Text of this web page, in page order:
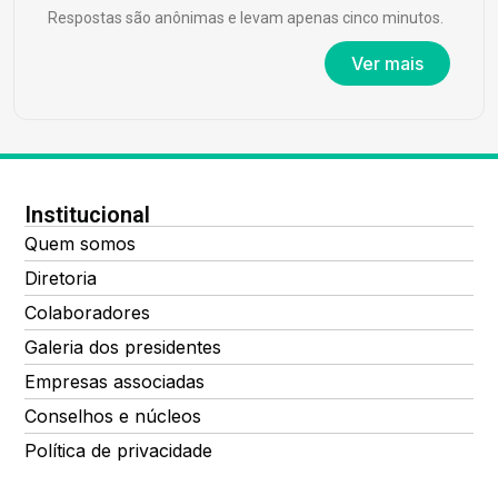
Respostas são anônimas e levam apenas cinco minutos.
Ver mais
Institucional
Quem somos
Diretoria
Colaboradores
Galeria dos presidentes
Empresas associadas
Conselhos e núcleos
Política de privacidade